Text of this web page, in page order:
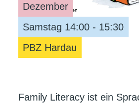
Dezember
Samstag 14:00 - 15:30
PBZ Hardau
Family Literacy ist ein